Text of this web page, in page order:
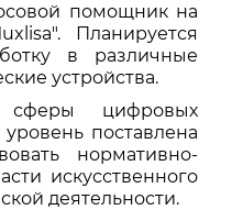
помощник на
Планируется
в различные
устройства.
цифровых
поставлена
нормативно-
искусственного
деятельности.